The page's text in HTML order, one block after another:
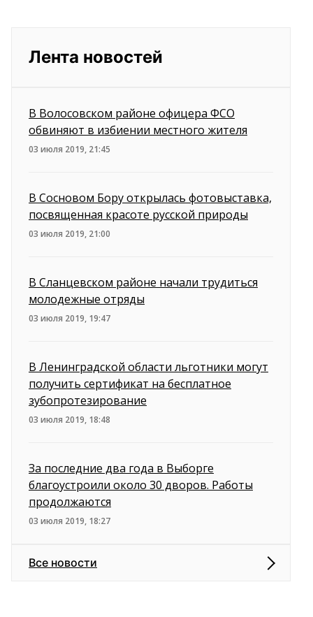
Лента новостей
В Волосовском районе офицера ФСО
обвиняют в избиении местного жителя
03 июля 2019, 21:45
В Сосновом Бору открылась фотовыставка,
посвященная красоте русской природы
03 июля 2019, 21:00
В Сланцевском районе начали трудиться
молодежные отряды
03 июля 2019, 19:47
В Ленинградской области льготники могут
получить сертификат на бесплатное
зубопротезирование
03 июля 2019, 18:48
За последние два года в Выборге
благоустроили около 30 дворов. Работы
продолжаются
03 июля 2019, 18:27
Все новости